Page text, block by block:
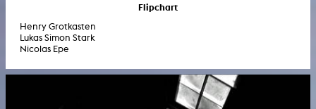
Flipchart
Henry Grotkasten
Lukas Simon Stark
Nicolas Epe